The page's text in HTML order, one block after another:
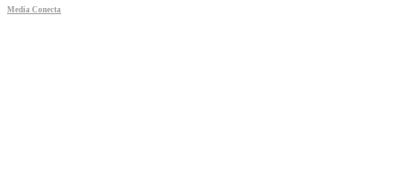
Media Conecta